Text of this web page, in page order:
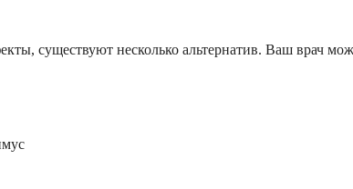
существуют несколько альтернатив. Ваш врач